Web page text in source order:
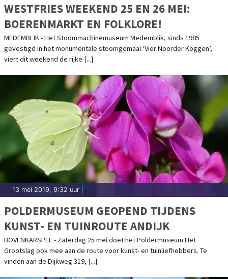
WESTFRIES WEEKEND 25 EN 26 MEI:
BOERENMARKT EN FOLKLORE!
MEDEMBLIK - Het Stoommachinemuseum Medemblik, sinds 1985
gevestigd in het monumentale stoomgemaal ‘Vier Noorder Koggen’,
viert dit weekend de rijke [...]
13 mei 2019, 9:32 uur
POLDERMUSEUM GEOPEND TIJDENS
KUNST- EN TUINROUTE ANDIJK
BOVENKARSPEL - Zaterdag 25 mei doet het Poldermuseum Het
Grootslag ook mee aan de route voor kunst- en tuinliefhebbers. Te
vinden aan de Dijkweg 319, [...]